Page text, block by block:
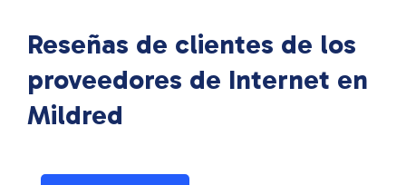
Reseñas de clientes de los
proveedores de Internet en
Mildred